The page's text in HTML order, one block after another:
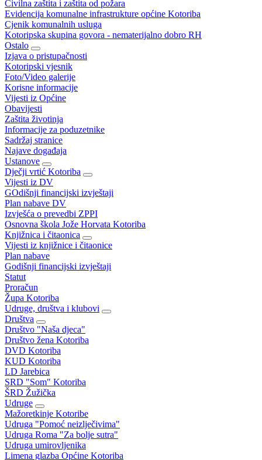
Civilna zaštita i zaštita od požara
Evidencija komunalne infrastrukture općine Kotoriba
Cjenik komunalnih usluga
Kotoripska skupina govora - nematerijalno dobro RH
Ostalo
Izjava o pristupačnosti
Kotoripski vjesnik
Foto/Video galerije
Korisne informacije
Vijesti iz Općine
Obavijesti
Zaštita životinja
Informacije za poduzetnike
Sadržaj stranice
Najave događaja
Ustanove
Dječji vrtić Kotoriba
Vijesti iz DV
GOdišnji financijski izvještaji
Plan nabave DV
Izvješća o prevedbi ZPPI
Osnovna škola Jože Horvata Kotoriba
Knjižnica i čitaonica
Vijesti iz knjižnice i čitaonice
Plan nabave
Godišnji financijski izvještaji
Statut
Proračun
Župa Kotoriba
Udruge, društva i klubovi
Društva
Društvo "Naša djeca"
Društvo žena Kotoriba
DVD Kotoriba
KUD Kotoriba
LD Jarebica
SRD "Som" Kotoriba
ŠRD Žužička
Udruge
Mažoretkinje Kotoribe
Udruga "Pomoć neizlječivima"
Udruga Roma "Za bolje sutra"
Udruga umirovljenika
Limena glazba Općine Kotoriba